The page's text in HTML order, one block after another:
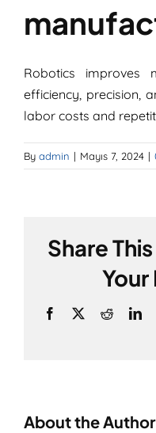
Robotics improves
efficiency, precision,
labor costs and
By admin | Mayıs 7, 2024 |
Share
Facebook
X Reddit
About the